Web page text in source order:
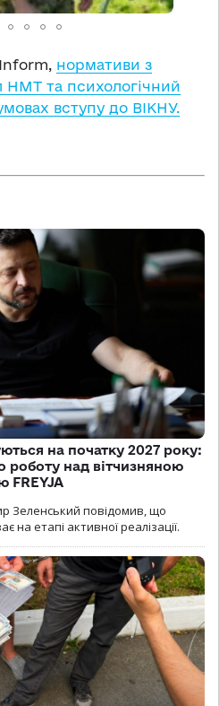
нормативи з
НМТ та психологічний
вступу до ВІКНУ.
на початку 2027 року:
роботу над вітчизняною
FREYJA
Зеленський повідомив, що
на етапі активної реалізації.